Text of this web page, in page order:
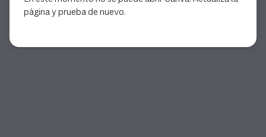
página y prueba de nuevo.